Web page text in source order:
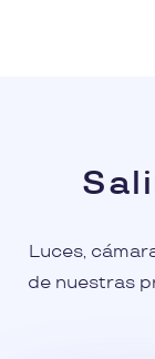
Luces,
de nuestras